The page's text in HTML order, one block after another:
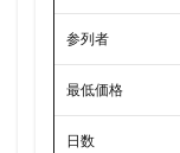
参列者
最低価格
日数